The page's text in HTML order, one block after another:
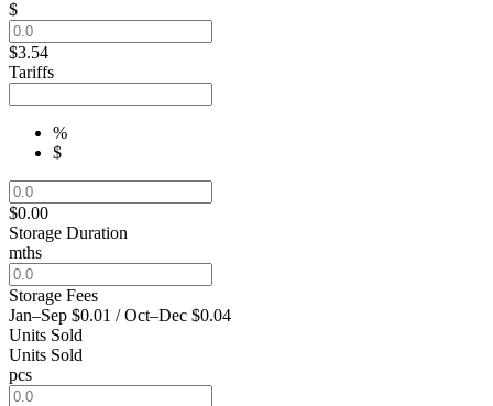
$
$3.54
Tariffs
%
$
$0.00
Storage Duration
mths
Storage Fees
Jan–Sep $0.01 /Oct–Dec $0.04
Units Sold
Units Sold
pcs